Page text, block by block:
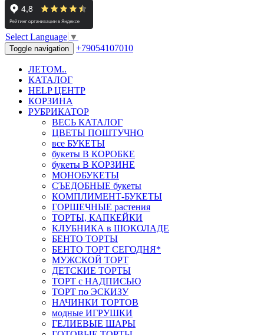
Select Language ▼
Toggle navigation +79054107010
ЛЕТОМ..
КАТАЛОГ
HELP ЦЕНТР
КОРЗИНА
РУБРИКАТОР
ВЕСЬ КАТАЛОГ
ЦВЕТЫ ПОШТУЧНО
все БУКЕТЫ
букеты В КОРОБКЕ
букеты В КОРЗИНЕ
МОНОБУКЕТЫ
СЪЕДОБНЫЕ букеты
КОМПЛИМЕНТ-БУКЕТЫ
ГОРШЕЧНЫЕ растения
ТОРТЫ, КАПКЕЙКИ
КЛУБНИКА в ШОКОЛАДЕ
БЕНТО ТОРТЫ
БЕНТО ТОРТ СЕГОДНЯ*
МУЖСКОЙ ТОРТ
ДЕТСКИЕ ТОРТЫ
ТОРТ с НАДПИСЬЮ
ТОРТ по ЭСКИЗУ
НАЧИНКИ ТОРТОВ
модные ИГРУШКИ
ГЕЛИЕВЫЕ ШАРЫ